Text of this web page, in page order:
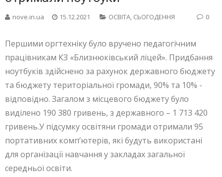
nove.in.ua 15.12.2021 ОСВІТА СЬОГОДЕННЯ 0
Першими оргтехніку було вручено педагогічним
працівникам КЗ «Близнюківський ліцей». Придбання
ноутбуків здійснено за рахунок державного бюджету
та бюджету територіальної громади, 90% та 10% -
відповідно. Загалом з місцевого бюджету було
виділено 190 380 гривень, з державного – 1 713 420
гривень.У підсумку освітяни громади отримали 95
портативних комп’ютерів, які будуть використані
для організації навчання у закладах загальної
середньої освіти.